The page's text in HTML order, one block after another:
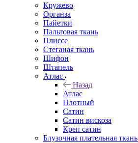
Кружево
Органза
Пайетки
Пальтовая ткань
Плиссе
Стеганая ткань
Шифон
Штапель
Атлас
Назад
Атлас
Плотный
Сатин
Сатин вискоза
Креп сатин
Блузочная плательная ткань